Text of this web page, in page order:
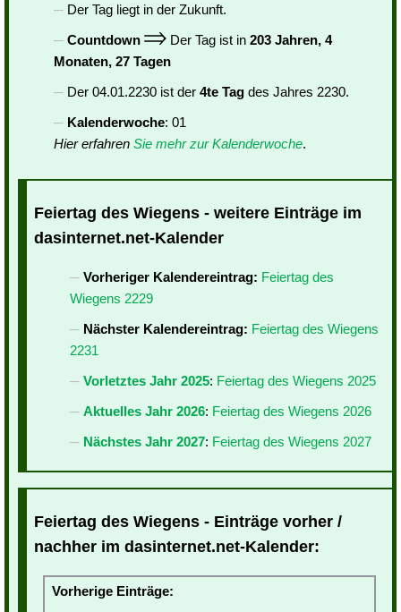
Der Tag liegt in der Zukunft.
Countdown
Der Tag ist in 203 Jahren, 4
Monaten, 27 Tagen
Der 04.01.2230 ist der 4te Tag des Jahres 2230.
Kalenderwoche: 01
Hier erfahren Sie mehr zur Kalenderwoche.
Feiertag des Wiegens - weitere Einträge im
dasinternet.net-Kalender
Vorheriger Kalendereintrag: Feiertag des
Wiegens 2229
Nächster Kalendereintrag: Feiertag des Wiegens
2231
Vorletztes Jahr 2025: Feiertag des Wiegens 2025
Aktuelles Jahr 2026: Feiertag des Wiegens 2026
Nächstes Jahr 2027: Feiertag des Wiegens 2027
Feiertag des Wiegens - Einträge vorher /
nachher im dasinternet.net-Kalender:
Vorherige Einträge: